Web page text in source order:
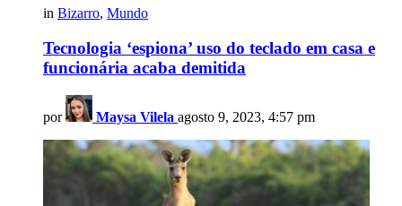
in Bizarro, Mundo
Tecnologia ‘espiona’ uso do teclado em casa e
funcionária acaba demitida
por Maysa Vilela agosto 9, 2023, 4:57 pm